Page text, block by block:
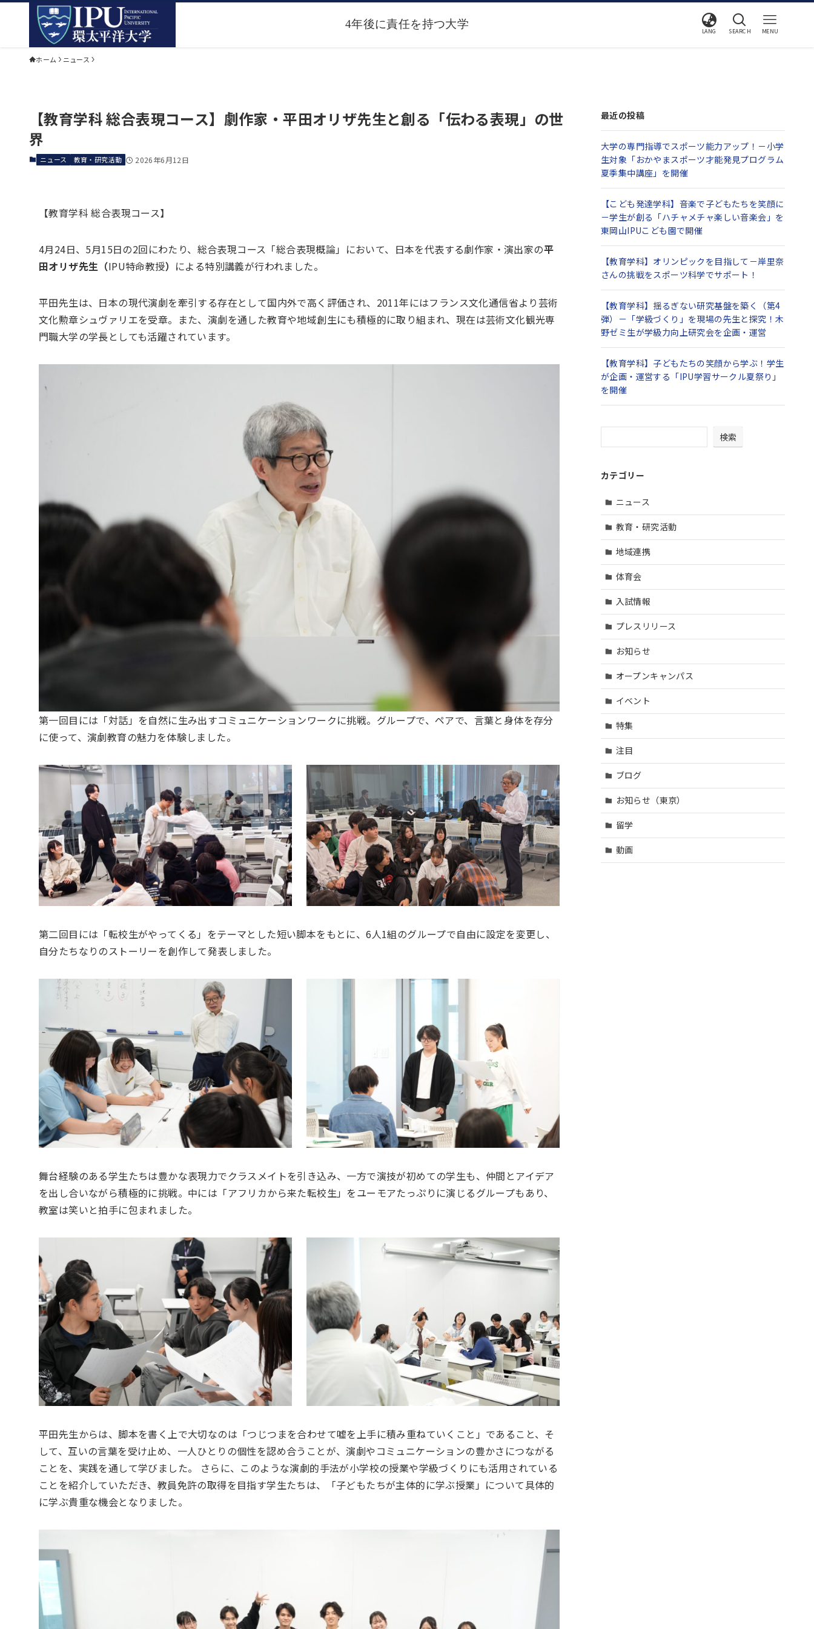
LANG SEARCH MENU
ホーム ニュース
【教育学科 総合表現コース】劇作家・平田オリザ先生と創る「伝わる表現」の世
界
ニュース 教育・研究活動 2026年6月12日
【教育学科 総合表現コース】
4月24日、5月15日の2回にわたり、総合表現コース「総合表現概論」において、日本を代表する劇作家・演出家の平
田オリザ先生（IPU特命教授） による特別講義が行われました。
平田先生は、日本の現代演劇を牽引する存在として国内外で高く評価され、2011年にはフランス文化通信省より芸術
文化勲章シュヴァリエを受章。また、演劇を通した教育や地域創生にも積極的に取り組まれ、現在は芸術文化観光専
門職大学の学長としても活躍されています。
第一回目には「対話」を自然に生み出すコミュニケーションワークに挑戦。グループで、ペアで、言葉と身体を存分
に使って、演劇教育の魅力を体験しました。
第二回目には「転校生がやってくる」をテーマとした短い脚本をもとに、6人1組のグループで自由に設定を変更し、
自分たちなりのストーリーを創作して発表しました。
舞台経験のある学生たちは豊かな表現力でクラスメイトを引き込み、一方で演技が初めての学生も、仲間とアイデア
を出し合いながら積極的に挑戦。中には「アフリカから来た転校生」をユーモアたっぷりに演じるグループもあり、
教室は笑いと拍手に包まれました。
平田先生からは、脚本を書く上で大切なのは「つじつまを合わせて嘘を上手に積み重ねていくこと」であること、そ
して、互いの言葉を受け止め、一人ひとりの個性を認め合うことが、演劇やコミュニケーションの豊かさにつながる
ことを、実践を通して学びました。 さらに、このような演劇的手法が小学校の授業や学級づくりにも活用されている
ことを紹介していただき、教員免許の取得を目指す学生たちは、「子どもたちが主体的に学ぶ授業」について具体的
に学ぶ貴重な機会となりました。
最近の投稿
大学の専門指導でスポーツ能力アップ！－小学
生対象「おかやまスポーツ才能発見プログラム
夏季集中講座」を開催
【こども発達学科】音楽で子どもたちを笑顔に
－学生が創る「ハチャメチャ楽しい音楽会」を
東岡山IPUこども園で開催
【教育学科】オリンピックを目指して－岸里奈
さんの挑戦をスポーツ科学でサポート！
【教育学科】揺るぎない研究基盤を築く（第4
弾）－「学級づくり」を現場の先生と探究！木
野ゼミ生が学級力向上研究会を企画・運営
【教育学科】子どもたちの笑顔から学ぶ！学生
が企画・運営する「IPU学習サークル夏祭り」
を開催
検索
カテゴリー
ニュース
教育・研究活動
地域連携
体育会
入試情報
プレスリリース
お知らせ
オープンキャンパス
イベント
特集
注目
ブログ
お知らせ（東京）
留学
動画